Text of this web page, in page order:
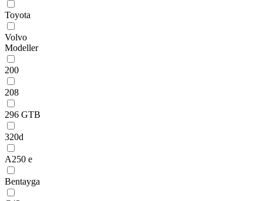
Toyota
Volvo
Modeller
200
208
296 GTB
320d
A250 e
Bentayga